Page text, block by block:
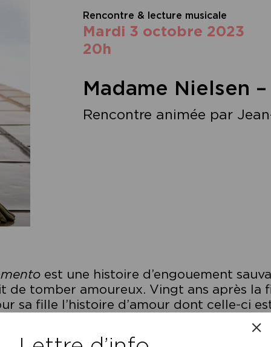
Rencontre & lecture musicale
mardi 3 octobre 2023
20h
Madame Nielsen –
Rencontre animée par
est une histoire d’engouement
de tomber amoureux. Vingt ans après la
sa fille l’histoire d’amour dont celle-ci
sublime d’un désir qui refuse la
pétri d’absolu pour résister aux